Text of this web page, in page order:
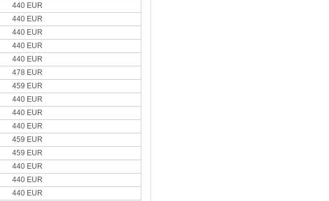
440 EUR
440 EUR
440 EUR
440 EUR
440 EUR
478 EUR
459 EUR
440 EUR
440 EUR
440 EUR
459 EUR
459 EUR
440 EUR
440 EUR
440 EUR